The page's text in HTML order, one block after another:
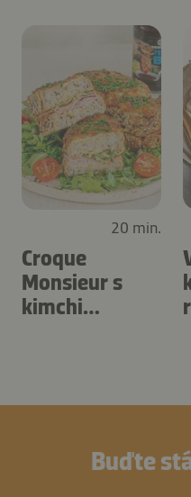
20 min.
Croque
Monsieur s
kimchi
Buďte